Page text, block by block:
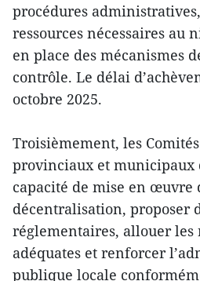
procédures
ressources nécessaires au
en place des mécanismes
contrôle. Le délai
octobre 2025.
Troisièmement, les
provinciaux et municipaux
capacité de mise en œuvre
décentralisation, proposer
réglementaires, allouer les
adéquates et renforcer
publique locale